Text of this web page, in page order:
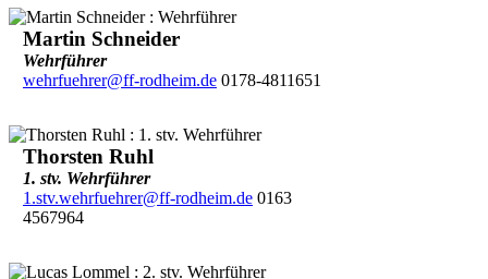
Martin Schneider
Wehrführer
wehrfuehrer@ff-rodheim.de0178-4811651
Thorsten Ruhl
1. stv. Wehrführer
1.stv.wehrfuehrer@ff-rodheim.de0163
4567964